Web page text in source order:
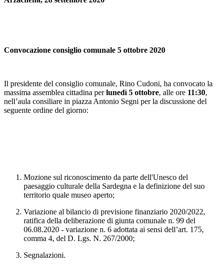
Convocazione consiglio comunale 5 ottobre 2020
Il presidente del consiglio comunale, Rino Cudoni, ha convocato la
massima assemblea cittadina perlunedì 5 ottobre, alle ore 11:30,
nell’aula consiliare in piazza Antonio Segni per la discussione del
seguente ordine del giorno:
Mozione sul riconoscimento da parte dell'Unesco del
paesaggio culturale della Sardegna e la definizione del suo
territorio quale museo aperto;
Variazione al bilancio di previsione finanziario 2020/2022,
ratifica della deliberazione di giunta comunale n. 99 del
06.08.2020 - variazione n. 6 adottata ai sensi dell’art. 175,
comma 4, del D. Lgs. N. 267/2000;
Segnalazioni.